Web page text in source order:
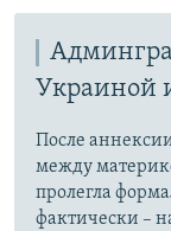
Украиной
После
между
пролегла
фактически –